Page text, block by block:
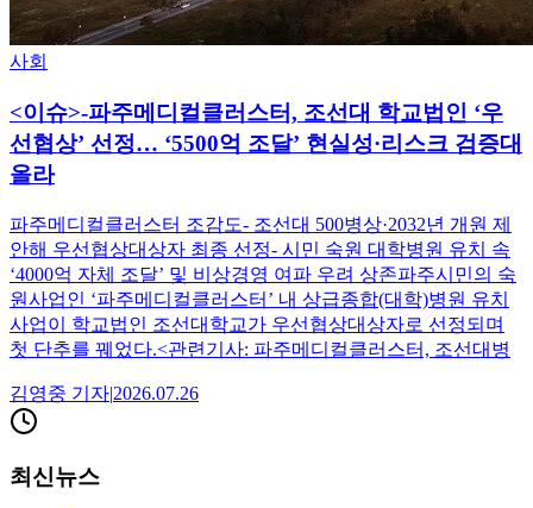
사회
<이슈>-파주메디컬클러스터, 조선대 학교법인 ‘우
선협상’ 선정… ‘5500억 조달’ 현실성·리스크 검증대
올라
파주메디컬클러스터 조감도- 조선대 500병상·2032년 개원 제
안해 우선협상대상자 최종 선정- 시민 숙원 대학병원 유치 속
‘4000억 자체 조달’ 및 비상경영 여파 우려 상존파주시민의 숙
원사업인 ‘파주메디컬클러스터’ 내 상급종합(대학)병원 유치
사업이 학교법인 조선대학교가 우선협상대상자로 선정되며
첫 단추를 꿰었다.<관련기사: 파주메디컬클러스터, 조선대병
김영중 기자|2026.07.26
최신뉴스